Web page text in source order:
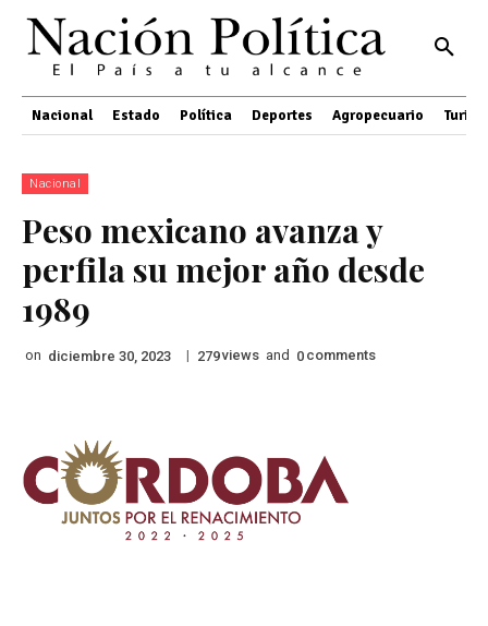
Nacional Estado Política Deportes Agropecuario
Nacional
Peso mexicano avanza y
perfila su mejor año desde
1989
on diciembre 30, 2023 | 279views and 0 comments